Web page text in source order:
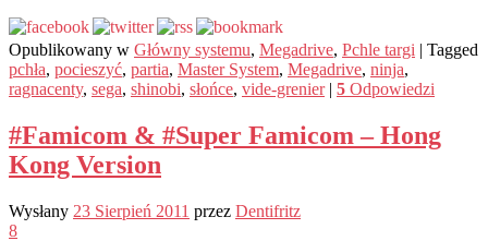
Opublikowany w Główny systemu, Megadrive, Pchle targi | Tagged
pchła, pocieszyć, partia, Master System, Megadrive, ninja,
ragnacenty, sega, shinobi, słońce, vide-grenier | 5 Odpowiedzi
#Famicom & #Super Famicom – Hong
Kong Version
Wysłany 23 Sierpień 2011 przez Dentifritz
8